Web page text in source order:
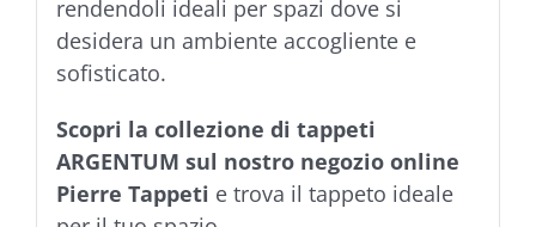
rendendoli ideali per spazi dove si
desidera un ambiente accogliente e
sofisticato.
Scopri la collezione di tappeti
ARGENTUM sul nostro negozio online
Pierre Tappeti e trova il tappeto ideale